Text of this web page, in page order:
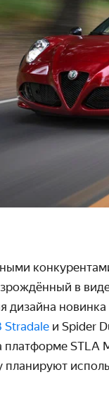
в
дизайна
Stradale и Spider
платформе STLA
планируют